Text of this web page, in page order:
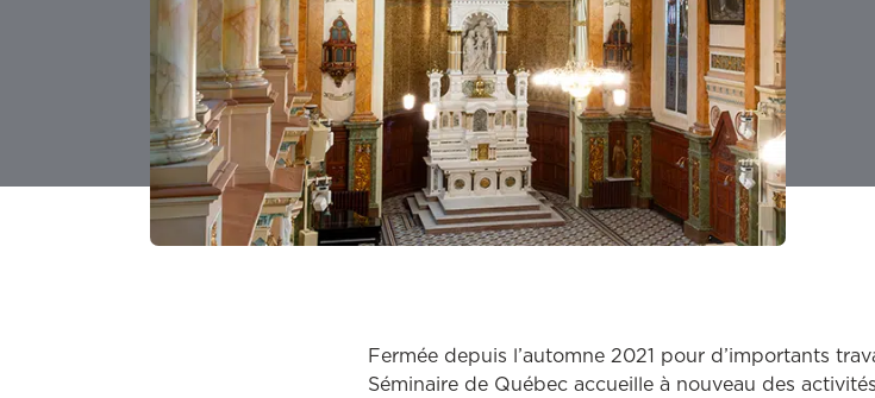
Fermée depuis l’automne 2021 pour d’importants
Séminaire de Québec accueille à nouveau des